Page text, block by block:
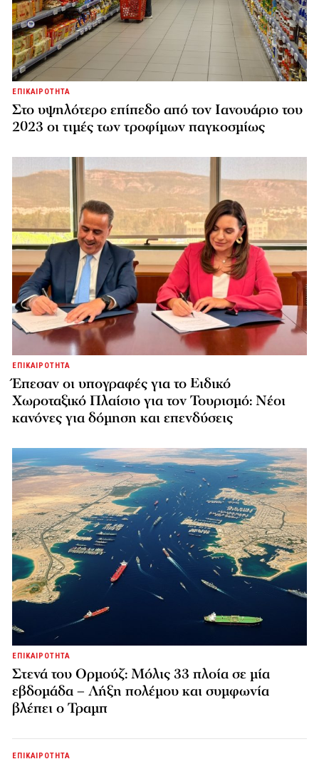
ΕΠΙΚΑΙΡΟΤΗΤΑ
Στο υψηλότερο επίπεδο από τον Ιανουάριο του
2023 οι τιμές των τροφίμων παγκοσμίως
ΕΠΙΚΑΙΡΟΤΗΤΑ
Έπεσαν οι υπογραφές για το Ειδικό
Χωροταξικό Πλαίσιο για τον Τουρισμό: Νέοι
κανόνες για δόμηση και επενδύσεις
ΕΠΙΚΑΙΡΟΤΗΤΑ
Στενά του Ορμούζ: Μόλις 33 πλοία σε μία
εβδομάδα – Λήξη πολέμου και συμφωνία
βλέπει ο Τραμπ
ΕΠΙΚΑΙΡΟΤΗΤΑ